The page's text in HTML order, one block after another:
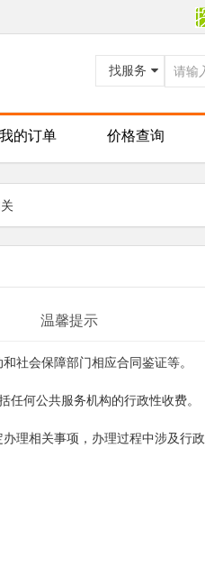
找服务
我的订单 价格查询
温馨提示
社会保障部门相应合同鉴证等。
任何公共服务机构的行政性收费。
理相关事项，办理过程中涉及行政